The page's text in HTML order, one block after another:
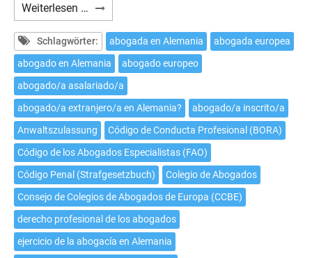
Weiterlesen … ¿Cómo
ejercer
la
profesión
de
abogado/a
extranjero/a
en
Alemania?
Schlagwörter: abogada en Alemania
abogada europea
abogado en Alemania
abogado europeo
abogado/a asalariado/a
abogado/a extranjero/a en Alemania?
abogado/a inscrito/a
Anwaltszulassung
Código de Conducta Profesional (BORA)
Código de los Abogados Especialistas (FAO)
Código Penal (Strafgesetzbuch)
Colegio de Abogados
Consejo de Colegios de Abogados de Europa (CCBE)
derecho profesional de los abogados
ejercicio de la abogacía en Alemania